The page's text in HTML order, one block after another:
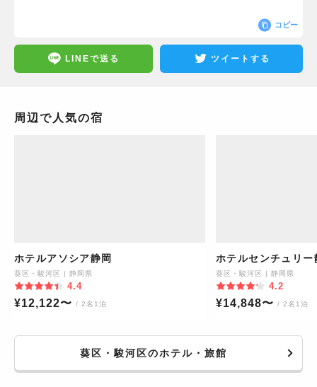
コピー
LINEで送る ツイートする
周辺で人気の宿
ホテルアソシア静岡
葵区・駿河区 | 静岡県
4.4
¥12,122〜 / 2名1泊
ホテルセンチュリー
葵区・駿河区 | 静岡県
4.2
¥14,848〜 / 2名1泊
葵区・駿河区のホテル・旅館